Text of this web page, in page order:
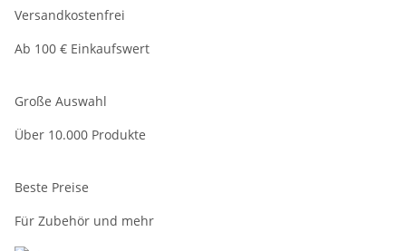
Versandkostenfrei
Ab 100 € Einkaufswert
Große Auswahl
Über 10.000 Produkte
Beste Preise
Für Zubehör und mehr